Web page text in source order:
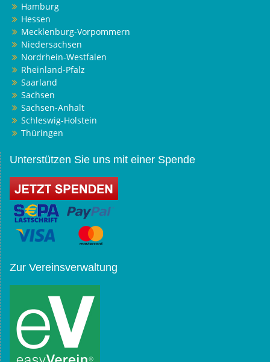
Hamburg
Hessen
Mecklenburg-Vorpommern
Niedersachsen
Nordrhein-Westfalen
Rheinland-Pfalz
Saarland
Sachsen
Sachsen-Anhalt
Schleswig-Holstein
Thüringen
Unterstützen Sie uns mit einer Spende
Zur Vereinsverwaltung